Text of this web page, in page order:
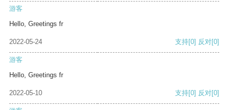
游客
Hello, Greetings fr
2022-05-24 支持[0] 反对[0]
游客
Hello, Greetings fr
2022-05-10 支持[0] 反对[0]